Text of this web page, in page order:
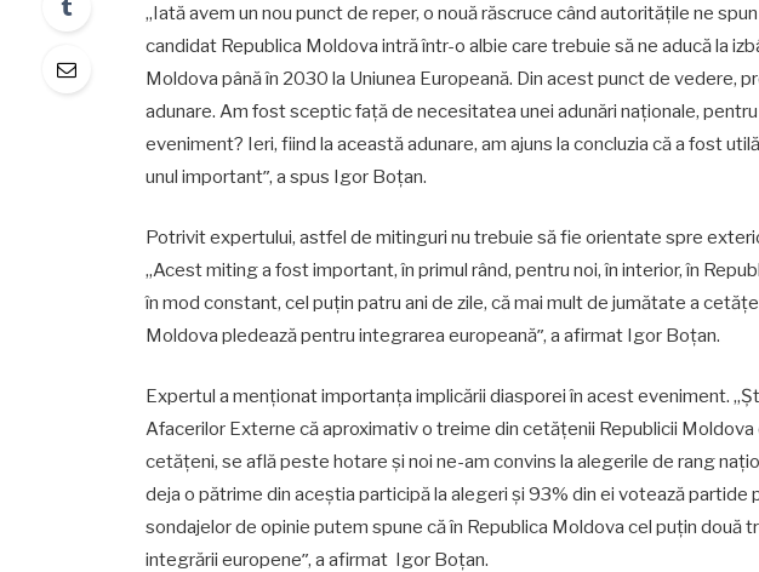
„Iată avem un nou punct de reper, o nouă răscruce când autoritățile ne
candidat Republica Moldova intră într-o albie care trebuie să ne aducă la
Moldova până în 2030 la Uniunea Europeană. Din acest punct de vedere,
adunare. Am fost sceptic față de necesitatea unei adunări naționale,
eveniment? Ieri, fiind la această adunare, am ajuns la concluzia că a fost
unul importantˮ, a spus Igor Boțan.
Potrivit expertului, astfel de mitinguri nu trebuie să fie orientate spre
„Acest miting a fost important, în primul rând, pentru noi, în interior, în
în mod constant, cel puțin patru ani de zile, că mai mult de jumătate a
Moldova pledează pentru integrarea europeanăˮ, a afirmat Igor Boțan.
Expertul a menționat importanța implicării diasporei în acest eveniment.
Afacerilor Externe că aproximativ o treime din cetățenii Republicii
cetățeni, se află peste hotare și noi ne-am convins la alegerile de rang
deja o pătrime din aceștia participă la alegeri și 93% din ei votează partide
sondajelor de opinie putem spune că în Republica Moldova cel puțin două
integrării europeneˮ, a afirmat Igor Boțan.